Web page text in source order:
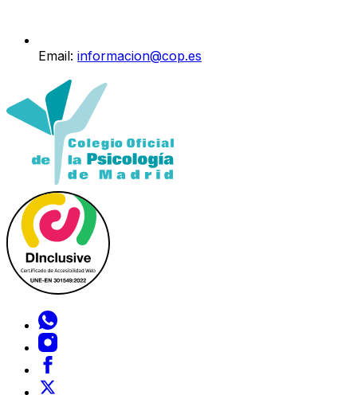
Email: informacion@cop.es